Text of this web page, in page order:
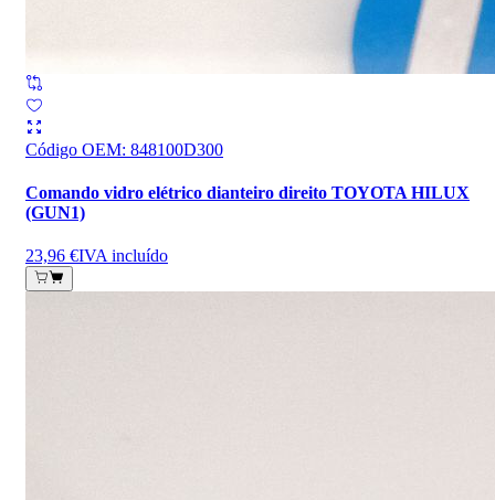
Código OEM: 848100D300
Comando vidro elétrico dianteiro direito TOYOTA HILUX
(GUN1)
23,96 €IVA incluído